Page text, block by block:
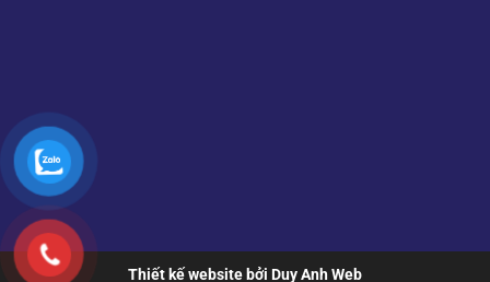
Thiết kế website bởi Duy Anh Web